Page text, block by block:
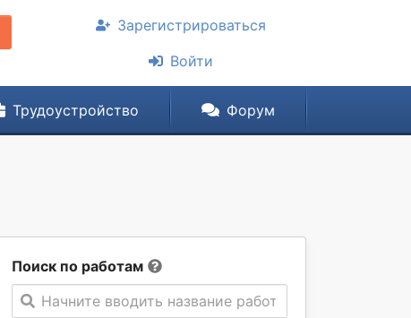
Зарегистрироваться
Войти
Трудоустройство Форум
Поиск по работам
Начните вводить название работы